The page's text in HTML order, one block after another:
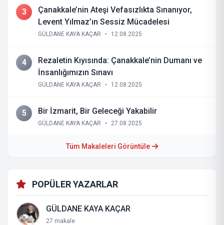
3
Çanakkale’nin Ateşi Vefasızlıkta Sınanıyor,
Levent Yılmaz’ın Sessiz Mücadelesi
GÜLDANE KAYA KAÇAR • 12.08.2025
4
Rezaletin Kıyısında: Çanakkale’nin Dumanı ve
İnsanlığımızın Sınavı
GÜLDANE KAYA KAÇAR • 12.08.2025
5 Bir İzmarit, Bir Geleceği Yakabilir
GÜLDANE KAYA KAÇAR • 27.08.2025
Tüm Makaleleri Görüntüle
POPÜLER YAZARLAR
GÜLDANE KAYA KAÇAR
27 makale